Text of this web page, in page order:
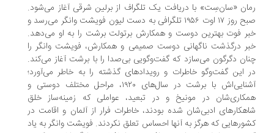
«سان‌سِت» با دریافت یک تلگراف از برلین شرقی آغاز می‌شود.
صبح روز ۱۷ اوت ۱۹۵۶ تلگرافی به دست لیون فویشت وانگر می‌رسد و
فوت بهترین دوست و همکارش برتولت برشت را به او می‌دهد.
درگذشت ناگهانی دوست صمیمی‌ و همکارش، فویشت وانگر را
دگرگون می‌سازد که گفت‌وگویی بی‌صدا را با برشت آغاز می‌کند.
این گفت‌وگو خاطرات و رویدادهای گذشته را به خاطر می‌آورد؛
آشنایی‌اش با برشت در سال‌های ۱۹۲۰، مراحل مختلف دوستی و
در مونیخ و در تبعید، عواملی که زمینه‌ساز خلق
ادبی‌‌شان شده بودند، خاطرات فرار از آلمان و اقامت در
که هرگز به آنها احساس تعلق نکردند. فویشت وانگر به یاد